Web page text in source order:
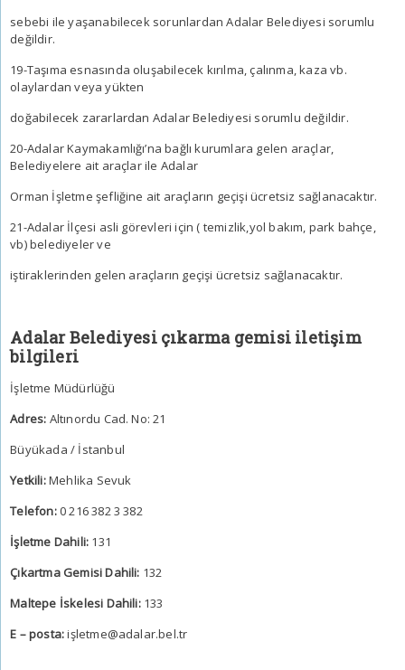
sebebi ile yaşanabilecek sorunlardan Adalar Belediyesi sorumlu
değildir.
19-Taşıma esnasında oluşabilecek kırılma, çalınma, kaza vb.
olaylardan veya yükten
doğabilecek zararlardan Adalar Belediyesi sorumlu değildir.
20-Adalar Kaymakamlığı’na bağlı kurumlara gelen araçlar,
Belediyelere ait araçlar ile Adalar
Orman İşletme şefliğine ait araçların geçişi ücretsiz sağlanacaktır.
21-Adalar İlçesi asli görevleri için ( temizlik,yol bakım, park bahçe,
vb) belediyeler ve
iştiraklerinden gelen araçların geçişi ücretsiz sağlanacaktır.
Adalar Belediyesi çıkarma gemisi iletişim
bilgileri
İşletme Müdürlüğü
Adres: Altınordu Cad. No: 21
Büyükada / İstanbul
Yetkili:Mehlika Sevuk
Telefon:0 216 382 3 382
İşletme Dahili: 131
Çıkartma Gemisi Dahili: 132
Maltepe İskelesi Dahili:133
E – posta:işletme@adalar.bel.tr